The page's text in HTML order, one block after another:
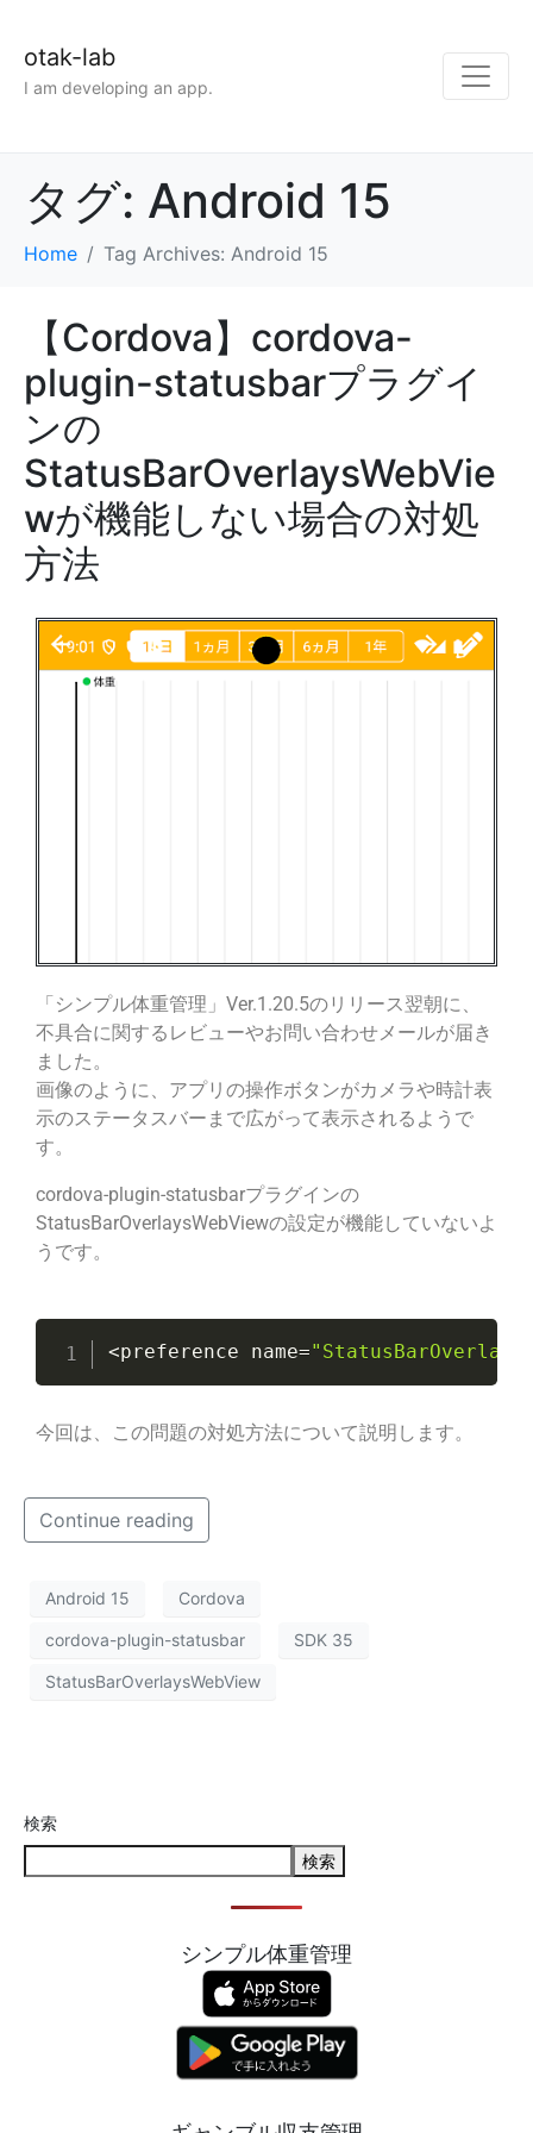
otak-lab
I am developing an app.
タグ: Android 15
Home Tag Archives: Android 15
【Cordova】cordova-
plugin-statusbarプラグイ
ンの
StatusBarOverlaysWebVie
wが機能しない場合の対処
方法
「シンプル体重管理」Ver.1.20.5のリリース翌朝に、
不具合に関するレビューやお問い合わせメールが届き
ました。
画像のように、アプリの操作ボタンがカメラや時計表
示のステータスバーまで広がって表示されるようで
す。
cordova-plugin-statusbarプラグインの
StatusBarOverlaysWebViewの設定が機能していないよ
うです。
<preference name=
今回は、この問題の対処方法について説明します。
Continue reading
Android 15 Cordova
cordova-plugin-statusbar SDK 35
StatusBarOverlaysWebView
検索
検索
シンプル体重管理